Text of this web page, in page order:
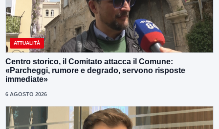
ATTUALITÀ
Centro storico, il Comitato attacca il Comune:
«Parcheggi, rumore e degrado, servono risposte
immediate»
6 AGOSTO 2026